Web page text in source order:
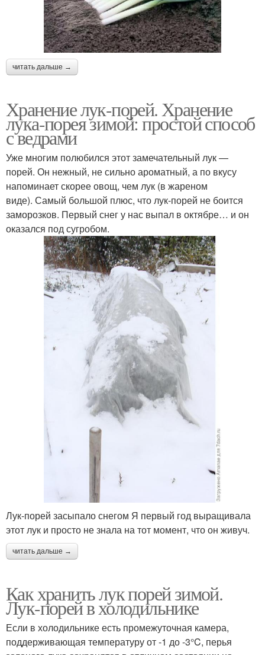
читать дальше →
Хранение лук-порей. Хранение
лука-порея зимой: простой способ
с ведрами
Уже многим полюбился этот замечательный лук —
порей. Он нежный, не сильно ароматный, а по вкусу
напоминает скорее овощ, чем лук (в жареном
виде). Самый большой плюс, что лук-порей не боится
заморозков. Первый снег у нас выпал в октябре… и он
оказался под сугробом.
Лук-порей засыпало снегом Я первый год выращивала
этот лук и просто не знала на тот момент, что он живуч.
читать дальше →
Как хранить лук порей зимой.
Лук-порей в холодильнике
Если в холодильнике есть промежуточная камера,
поддерживающая температуру от -1 до -3°C, перья